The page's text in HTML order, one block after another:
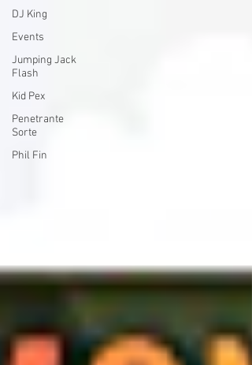
DJ King
Events
Jumping Jack
Flash
Kid Pex
Penetrante
Sorte
Phil Fin